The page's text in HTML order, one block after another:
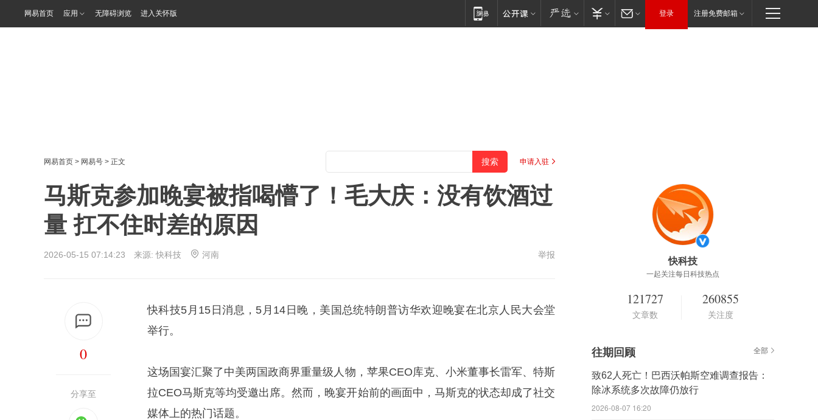
网易首页 应用 无障碍浏览 进入关怀版 登录 注册免费邮箱
网易首页 > 网易号 > 正文 申请入驻
马斯克参加晚宴被指喝懵了！毛大庆：没有饮酒过
量 扛不住时差的原因
2026-05-15 07:14:23 来源:快科技 河南 举报
0
分享至
快科技5月15日消息，5月14日晚，美国总统特朗普访华欢迎晚宴在北京人民大会堂
举行。
这场国宴汇聚了中美两国政商界重量级人物，苹果CEO库克、小米董事长雷军、特斯
拉CEO马斯克等均受邀出席。然而，晚宴开始前的画面中，马斯克的状态却成了社交
媒体上的热门话题。
快科技
一起关注每日科技热点
121727
文章数
260855
关注度
往期回顾 全部
致62人死亡！巴西沃帕斯空难调查报告：
除冰系统多次故障仍放行
2026-08-07 16:20